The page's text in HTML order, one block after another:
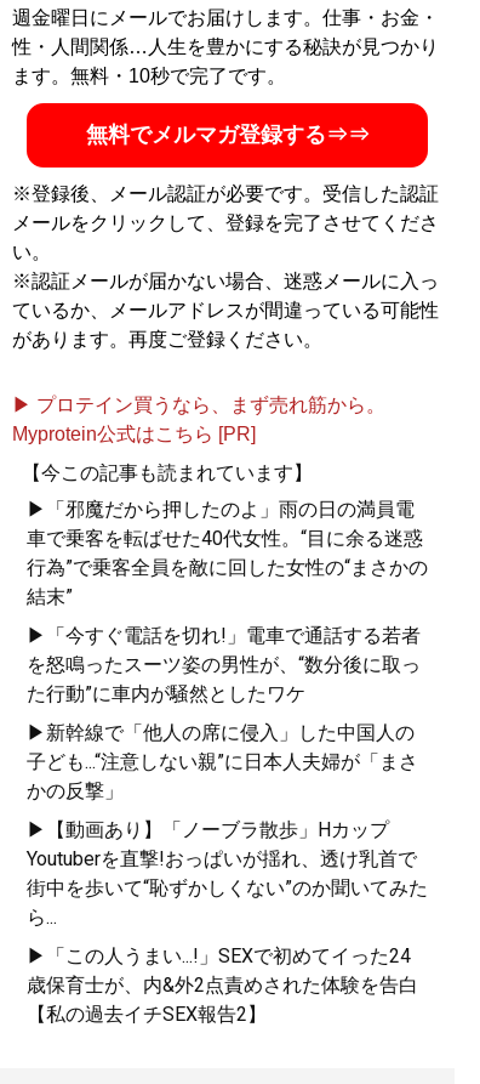
週金曜日にメールでお届けします。仕事・お金・
性・人間関係…人生を豊かにする秘訣が見つかり
ます。無料・10秒で完了です。
無料でメルマガ登録する⇒⇒
※登録後、メール認証が必要です。受信した認証
メールをクリックして、登録を完了させてくださ
い。
※認証メールが届かない場合、迷惑メールに入っ
ているか、メールアドレスが間違っている可能性
があります。再度ご登録ください。
▶ プロテイン買うなら、まず売れ筋から。
Myprotein公式はこちら [PR]
【今この記事も読まれています】
▶「邪魔だから押したのよ」雨の日の満員電
車で乗客を転ばせた40代女性。“目に余る迷惑
行為”で乗客全員を敵に回した女性の“まさかの
結末”
▶「今すぐ電話を切れ!」電車で通話する若者
を怒鳴ったスーツ姿の男性が、“数分後に取っ
た行動”に車内が騒然としたワケ
▶新幹線で「他人の席に侵入」した中国人の
子ども...“注意しない親”に日本人夫婦が「まさ
かの反撃」
▶【動画あり】「ノーブラ散歩」Hカップ
Youtuberを直撃!おっぱいが揺れ、透け乳首で
街中を歩いて“恥ずかしくない”のか聞いてみた
ら...
▶「この人うまい...!」SEXで初めてイった24
歳保育士が、内&外2点責めされた体験を告白
【私の過去イチSEX報告2】